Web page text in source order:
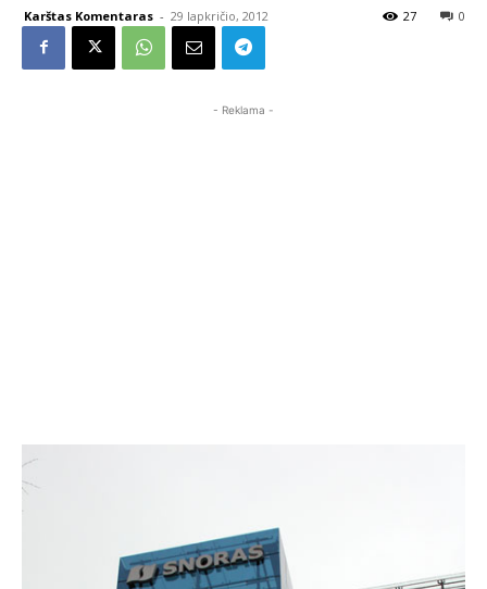
Karštas Komentaras - 29 lapkričio, 2012 0
27
- Reklama -